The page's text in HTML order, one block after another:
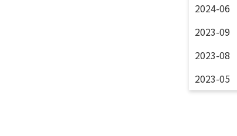
2024-06
2023-09
2023-08
2023-05